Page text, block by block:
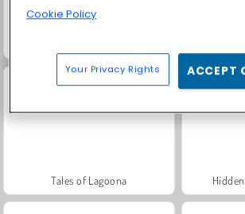
Tales of Lagoona
Cookie Policy
Your Privacy Rights ACCEPT